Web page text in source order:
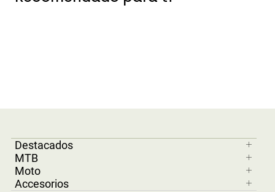
Destacados
MTB
Moto
Accesorios